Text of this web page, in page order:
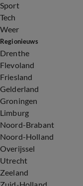
Sport
Tech
Weer
Regionieuws
Drenthe
Flevoland
Friesland
Gelderland
Groningen
Limburg
Noord-Brabant
Noord-Holland
Overijssel
Utrecht
Zeeland